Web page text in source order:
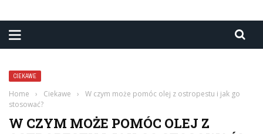
CIEKAWE
Home › Ciekawe ›
W czym może pomóc olej z ostropestu i jak go
stosować?
W CZYM MOŻE POMÓC OLEJ Z